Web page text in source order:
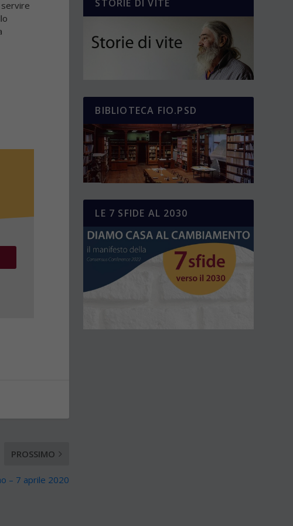
PROSSIMO
– 7 aprile 2020
STORIE DI VITE
BIBLIOTECA FIO.PSD
LE 7 SFIDE AL 2030